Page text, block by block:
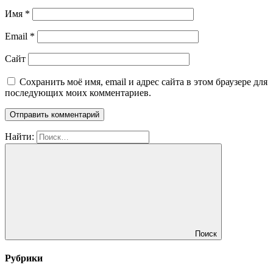
Имя *
Email *
Сайт
Сохранить моё имя, email и адрес сайта в этом браузере для
последующих моих комментариев.
Найти:
Поиск
Рубрики